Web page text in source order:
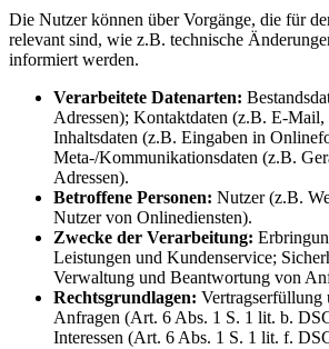
Die Nutzer können über Vorgänge, die für
relevant sind, wie z.B. technische
informiert werden.
Verarbeitete Datenarten:
Adressen); Kontaktdaten (z.B. E-Mail,
Inhaltsdaten (z.B. Eingaben in
Meta-/Kommunikationsdaten (z.B.
Adressen).
Betroffene Personen: Nutzer (z.B.
Nutzer von Onlinediensten).
Zwecke der Verarbeitung:
Leistungen und Kundenservice;
Verwaltung und Beantwortung von
Rechtsgrundlagen: Vertragserfüllung
Anfragen (Art. 6 Abs. 1 S. 1 lit. b.
Interessen (Art. 6 Abs. 1 S. 1 lit. f.